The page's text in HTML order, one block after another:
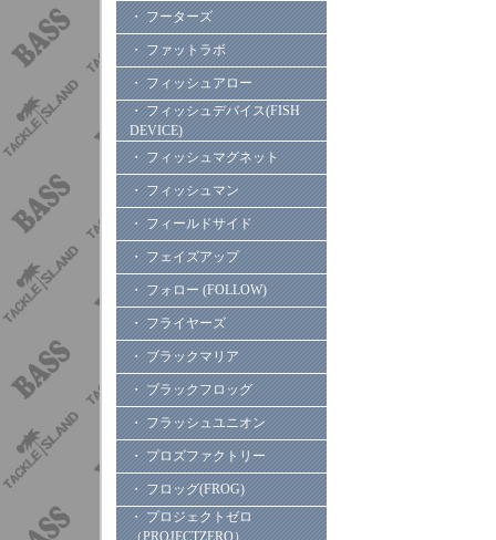
・ フーターズ
・ ファットラボ
・ フィッシュアロー
・ フィッシュデバイス(FISH
DEVICE)
・ フィッシュマグネット
・ フィッシュマン
・ フィールドサイド
・ フェイズアップ
・ フォロー (FOLLOW)
・ フライヤーズ
・ ブラックマリア
・ ブラックフロッグ
・ フラッシュユニオン
・ プロズファクトリー
・ フロッグ(FROG)
・ プロジェクトゼロ
（PROJECTZERO）